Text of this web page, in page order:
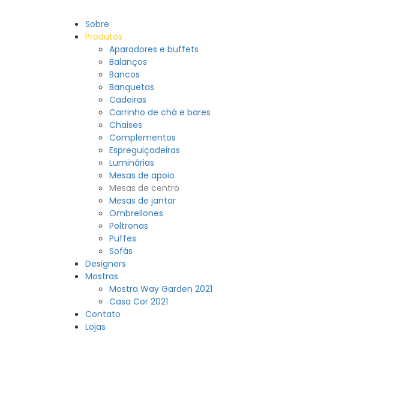
Sobre
Produtos
Aparadores e buffets
Balanços
Bancos
Banquetas
Cadeiras
Carrinho de chá e bares
Chaises
Complementos
Espreguiçadeiras
Luminárias
Mesas de apoio
Mesas de centro
Mesas de jantar
Ombrellones
Poltronas
Puffes
Sofás
Designers
Mostras
Mostra Way Garden 2021
Casa Cor 2021
Contato
Lojas